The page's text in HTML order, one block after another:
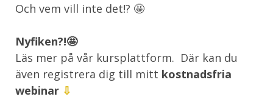
Och vem vill inte det!? 🤩
Nyfiken?!🤩
Läs mer på vår kursplattform. Där kan du
även registrera dig till mitt kostnadsfria
webinar ⇩